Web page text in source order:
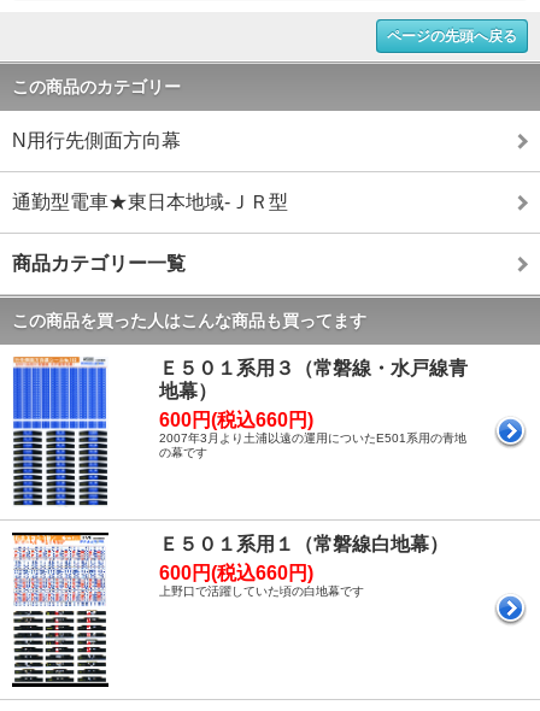
ページの先頭へ戻る
この商品のカテゴリー
N用行先側面方向幕
通勤型電車★東日本地域-ＪＲ型
商品カテゴリー一覧
この商品を買った人はこんな商品も買ってます
Ｅ５０１系用３（常磐線・水戸線青
地幕）
600円(税込660円)
2007年3月より土浦以遠の運用についたE501系用の青地
の幕です
Ｅ５０１系用１（常磐線白地幕）
600円(税込660円)
上野口で活躍していた頃の白地幕です